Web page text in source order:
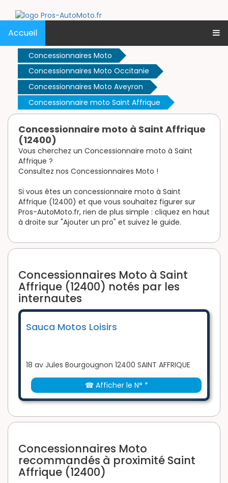
Accueil
Concessionnaires Moto
Concessionnaires Moto Occitanie
Concessionnaires Moto Aveyron
Concessionnaire moto Saint Affrique
Concessionnaire moto à Saint Affrique
(12400)
Vous cherchez un Concessionnaire moto à Saint
Affrique ?
Consultez nos Concessionnaires Moto !
Si vous êtes un concessionnaire moto à Saint
Affrique (12400) et que vous souhaitez figurer sur
Pros-AutoMoto.fr, rien de plus simple : cliquez en haut
à droite sur "Ajouter un pro" et suivez le guide.
Concessionnaires Moto à Saint
Affrique (12400) notés par les
internautes
Sauca Motos Loisirs
18 av Jules Bourgougnon 12400 SAINT AFFRIQUE
☎ Afficher le N° *
Concessionnaires Moto
recommandés à proximité Saint
Affrique (12400)